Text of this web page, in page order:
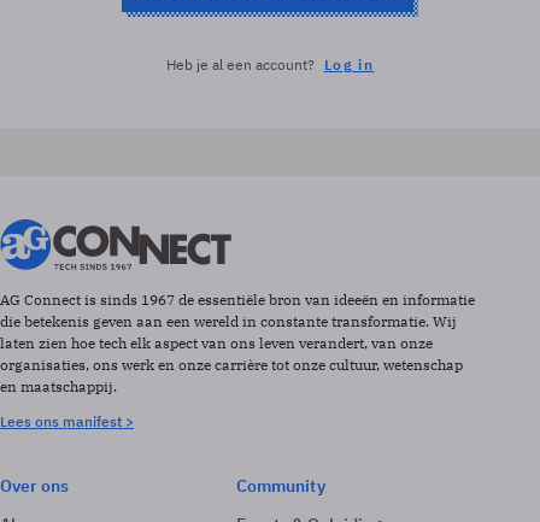
Heb je al een account? Log in
AG Connect is sinds 1967 de essentiële bron van ideeën en informatie
die betekenis geven aan een wereld in constante transformatie. Wij
laten zien hoe tech elk aspect van ons leven verandert, van onze
organisaties, ons werk en onze carrière tot onze cultuur, wetenschap
en maatschappij.
Lees ons manifest >
Over ons
Community